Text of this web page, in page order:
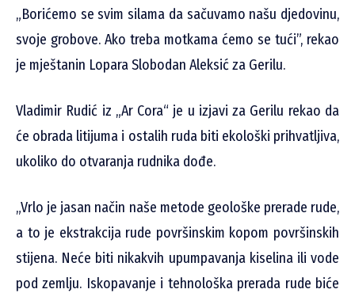
„Borićemo se svim silama da sačuvamo našu djedovinu,
svoje grobove. Ako treba motkama ćemo se tući”, rekao
je mještanin Lopara Slobodan Aleksić za Gerilu.
Vladimir Rudić iz „Ar Cora“ je u izjavi za Gerilu rekao da
će obrada litijuma i ostalih ruda biti ekološki prihvatljiva,
ukoliko do otvaranja rudnika dođe.
„Vrlo je jasan način naše metode geološke prerade rude,
a to je ekstrakcija rude površinskim kopom površinskih
stijena. Neće biti nikakvih upumpavanja kiselina ili vode
pod zemlju. Iskopavanje i tehnološka prerada rude biće